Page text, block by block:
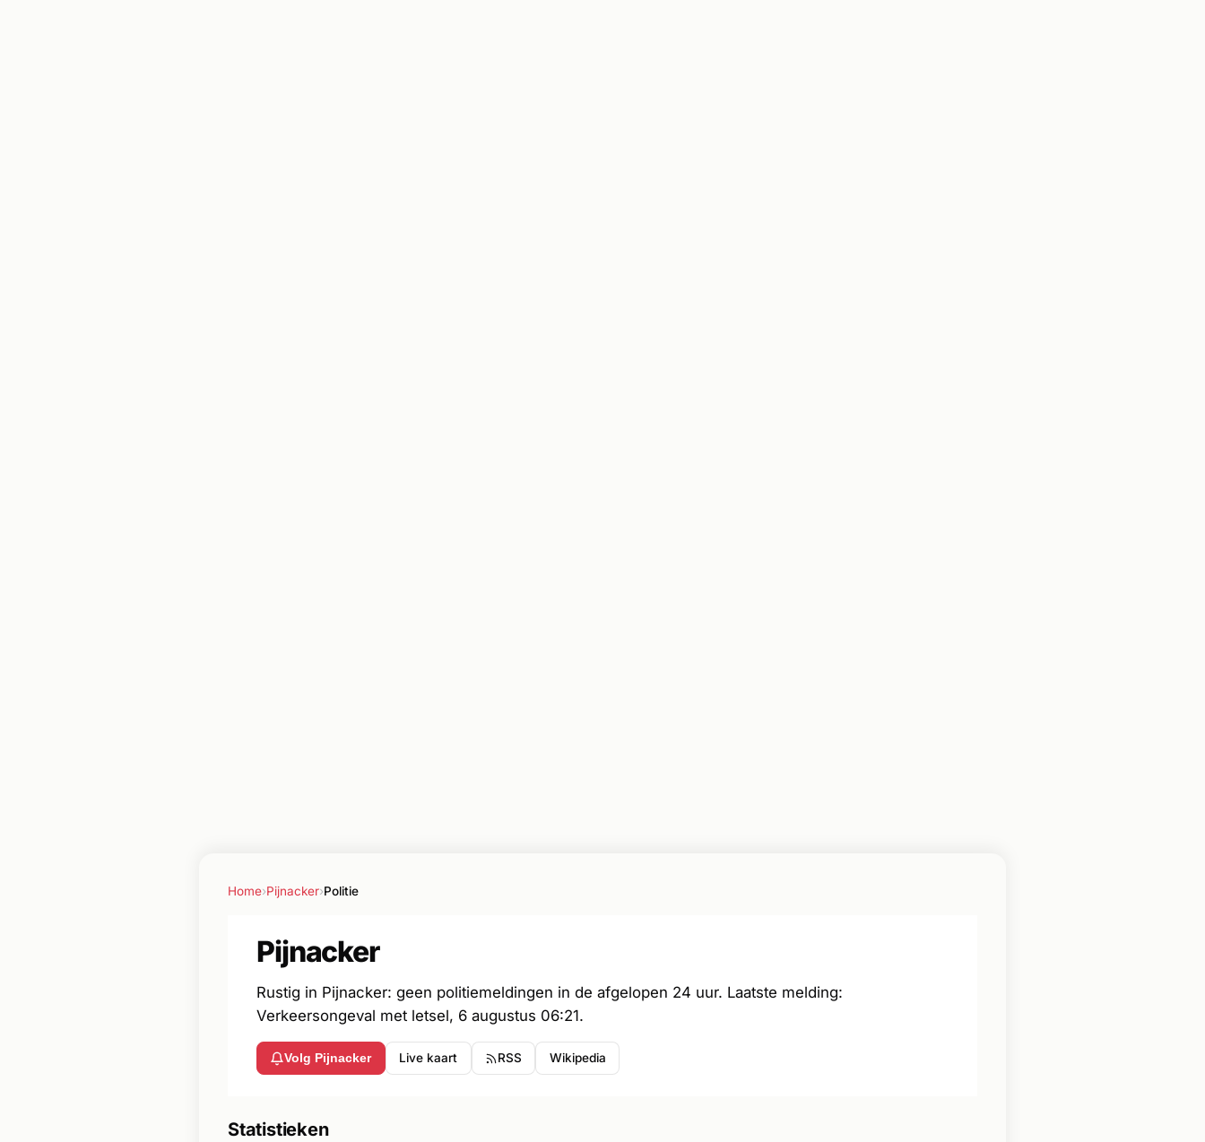
Home›Pijnacker›Politie
Pijnacker
Rustig in Pijnacker: geen politiemeldingen in de afgelopen 24 uur. Laatste melding:
Verkeersongeval met letsel, 6 augustus 06:21.
Volg Pijnacker Live kaart RSS Wikipedia
Statistieken